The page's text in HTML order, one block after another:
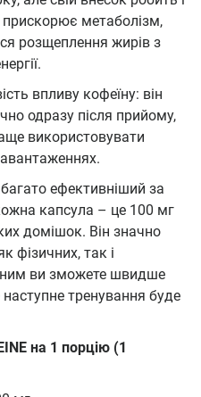
прискорює метаболізм,
розщеплення жирів з
впливу кофеїну: він
одразу після прийому,
використовувати
ефективніший за
капсула – це 100 мг
домішок. Він значно
фізичних, так і
ви зможете швидше
наступне тренування буде
на 1 порцію (1